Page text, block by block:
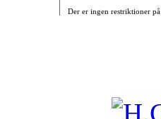
Der er ingen restriktioner